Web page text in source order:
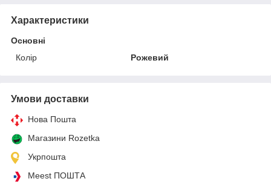
Характеристики
Основні
Колір
Рожевий
Умови доставки
Нова Пошта
Магазини Rozetka
Укрпошта
Meest ПОШТА